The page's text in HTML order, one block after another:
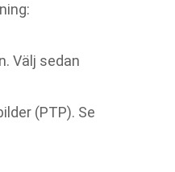
Välj sedan
(PTP). Se